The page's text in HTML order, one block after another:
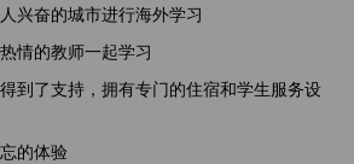
兴奋的城市进行海外学习
情的教师一起学习
到了支持，拥有专门的住宿和学生服务设
的体验